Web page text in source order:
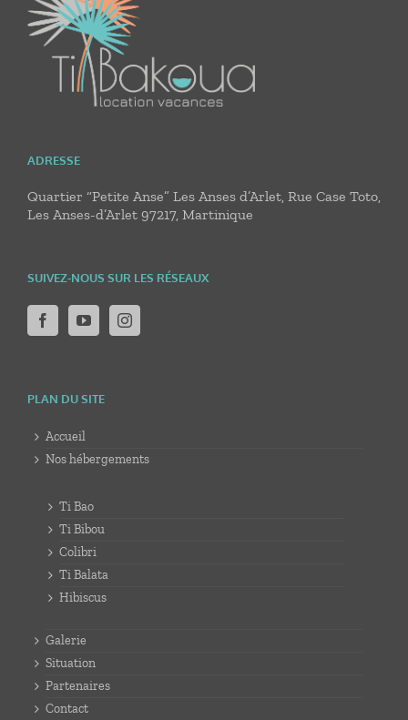
ADRESSE
Quartier “Petite Anse” Les Anses d’Arlet, Rue Case Toto,
Les Anses-d’Arlet 97217, Martinique
SUIVEZ-NOUS SUR LES RÉSEAUX
PLAN DU SITE
Accueil
Nos hébergements
Ti Bao
Ti Bibou
Colibri
Ti Balata
Hibiscus
Galerie
Situation
Partenaires
Contact